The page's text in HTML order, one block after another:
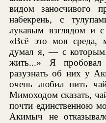
видом заносчивого
набекрень, с
лукавым взглядом и
«Всё это моя
думал я, — с
жить...» Я пробовал
разузнать об них у
очень любил пить
Мимоходом сказать,
почти единственною
Акимыч не